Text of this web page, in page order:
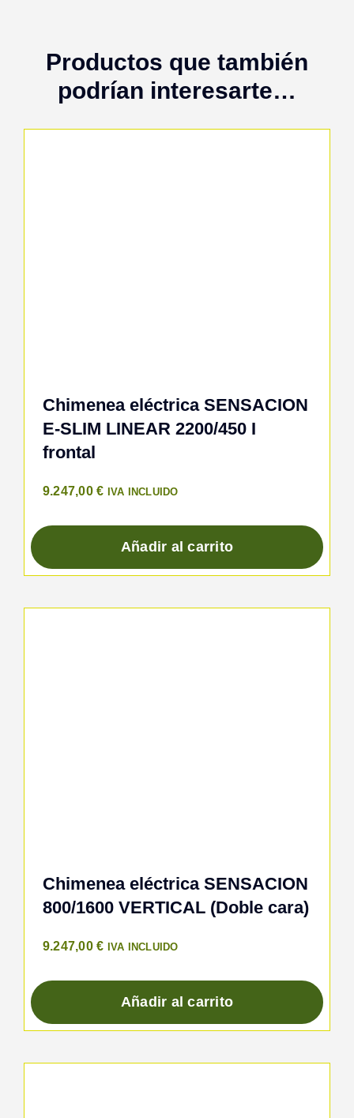
Productos que también
podrían interesarte…
Chimenea eléctrica SENSACION
E-SLIM LINEAR 2200/450 I
frontal
9.247,00€ IVA INCLUIDO
Añadir al carrito
Chimenea eléctrica SENSACION
800/1600 VERTICAL (Doble cara)
9.247,00€ IVA INCLUIDO
Añadir al carrito